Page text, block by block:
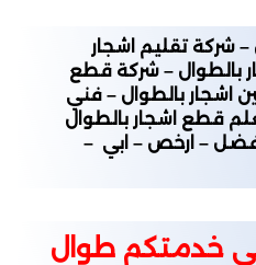
شركة تقليم اشجار
بالطوال – شركة قطع
اشجار بالطوال – فني
قطع اشجار بالطوال
– ارخص – ابي –
خدمتكم طوال